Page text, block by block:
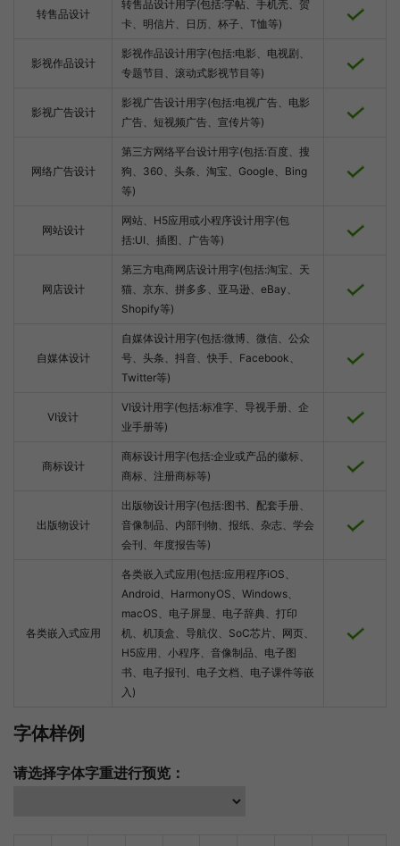
转售品设计
转售品设计用字(包括:字帖、手机壳、贺
卡、明信片、日历、杯子、T恤等)
影视作品设计
影视作品设计用字(包括:电影、电视剧、
专题节目、滚动式影视节目等)
影视广告设计
影视广告设计用字(包括:电视广告、电影
广告、短视频广告、宣传片等)
网络广告设计
第三方网络平台设计用字(包括:百度、搜
狗、360、头条、淘宝、Google、Bing
等)
网站设计
网站、H5应用或小程序设计用字(包
括:UI、插图、广告等)
网店设计
第三方电商网店设计用字(包括:淘宝、天
猫、京东、拼多多、亚马逊、eBay、
Shopify等)
自媒体设计
自媒体设计用字(包括:微博、微信、公众
号、头条、抖音、快手、Facebook、
Twitter等)
VI设计
VI设计用字(包括:标准字、导视手册、企
业手册等)
商标设计
商标设计用字(包括:企业或产品的徽标、
商标、注册商标等)
出版物设计
出版物设计用字(包括:图书、配套手册、
音像制品、内部刊物、报纸、杂志、学会
会刊、年度报告等)
各类嵌入式应用
各类嵌入式应用(包括:应用程序iOS、
Android、HarmonyOS、Windows、
macOS、电子屏显、电子辞典、打印
机、机顶盒、导航仪、SoC芯片、网页、
H5应用、小程序、音像制品、电子图
书、电子报刊、电子文档、电子课件等嵌
入)
字体样例
请选择字体字重进行预览：